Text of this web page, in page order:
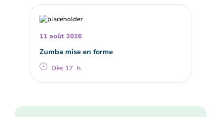
11 août 2026
Zumba mise en forme
Dès 17 h